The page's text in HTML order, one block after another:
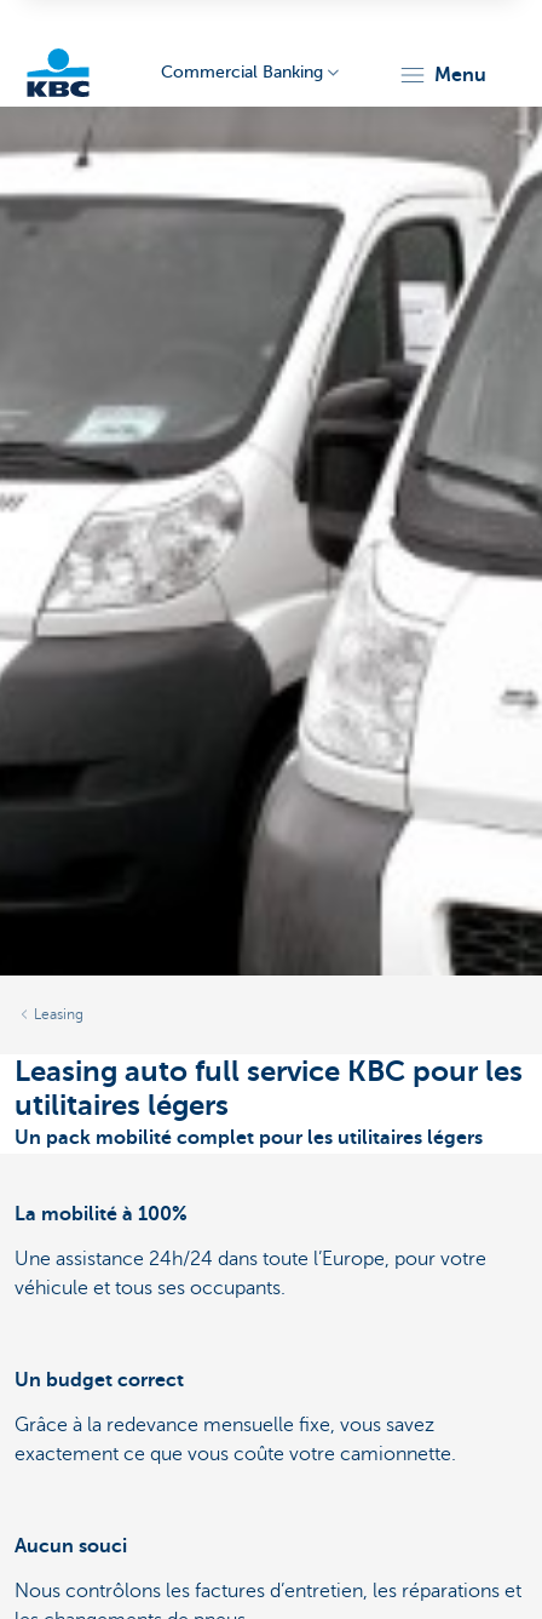
Commercial Banking menu
Leasing
Leasing auto full service KBC pour les
utilitaires légers
Un pack mobilité complet pour les utilitaires légers
La mobilité à 100%
Une assistance 24h/24 dans toute l’Europe, pour votre
véhicule et tous ses occupants.
Un budget correct
Grâce à la redevance mensuelle fixe, vous savez
exactement ce que vous coûte votre camionnette.
Aucun souci
Nous contrôlons les factures d’entretien, les réparations et